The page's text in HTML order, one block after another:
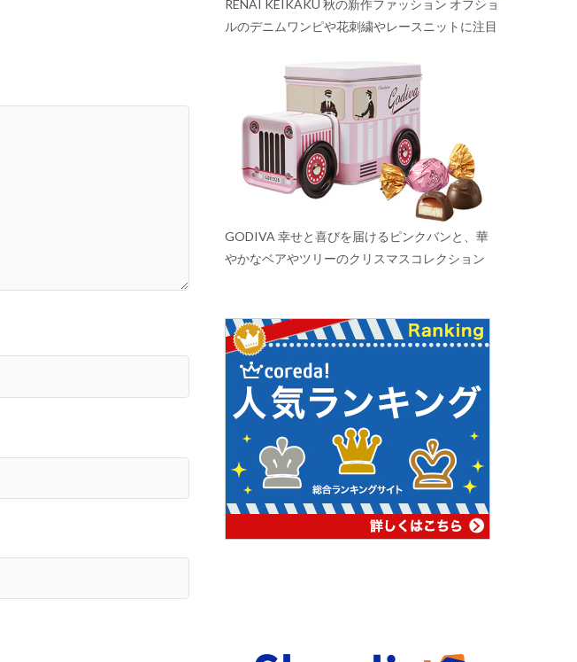
RENAI KEIKAKU 秋の新作ファッション オフショ
ルのデニムワンピや花刺繍やレースニットに注目
GODIVA 幸せと喜びを届けるピンクバンと、華
やかなベアやツリーのクリスマスコレクション